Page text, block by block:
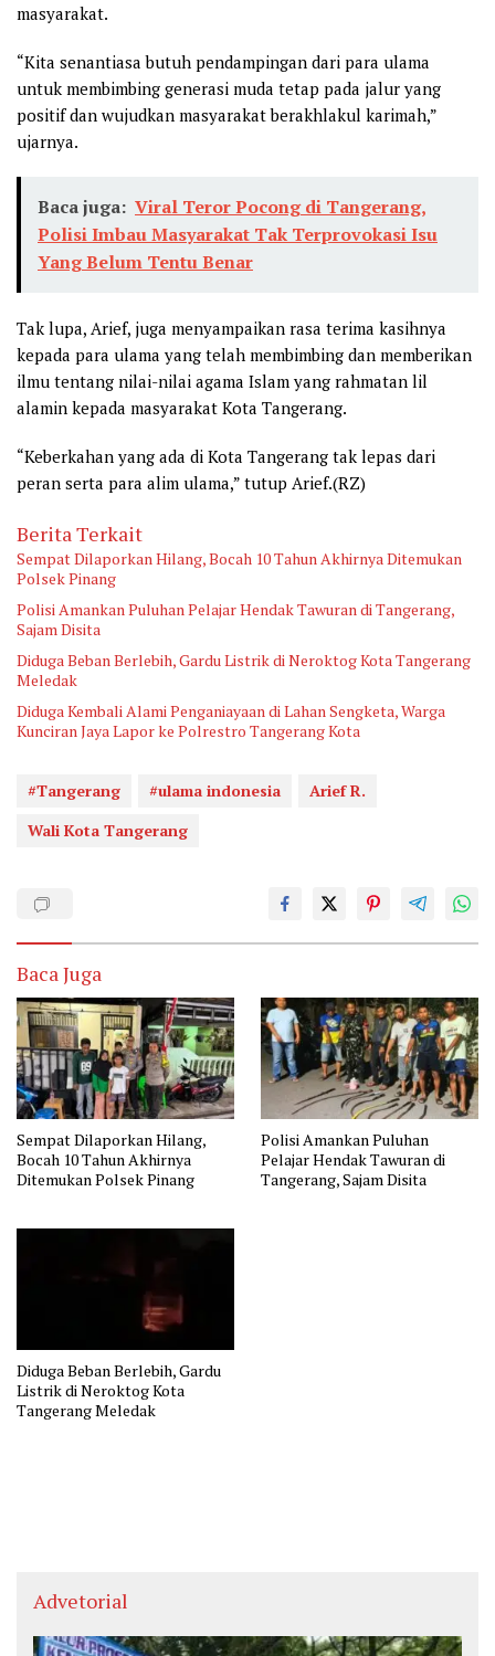
masyarakat.
“Kita senantiasa butuh pendampingan dari para ulama
untuk membimbing generasi muda tetap pada jalur yang
positif dan wujudkan masyarakat berakhlakul karimah,”
ujarnya.
Baca juga: Viral Teror Pocong di Tangerang,
Polisi Imbau Masyarakat Tak Terprovokasi Isu
Yang Belum Tentu Benar
Tak lupa, Arief, juga menyampaikan rasa terima kasihnya
kepada para ulama yang telah membimbing dan memberikan
ilmu tentang nilai-nilai agama Islam yang rahmatan lil
alamin kepada masyarakat Kota Tangerang.
“Keberkahan yang ada di Kota Tangerang tak lepas dari
peran serta para alim ulama,” tutup Arief.(RZ)
Berita Terkait
Sempat Dilaporkan Hilang, Bocah 10 Tahun Akhirnya Ditemukan
Polsek Pinang
Polisi Amankan Puluhan Pelajar Hendak Tawuran di Tangerang,
Sajam Disita
Diduga Beban Berlebih, Gardu Listrik di Neroktog Kota Tangerang
Meledak
Diduga Kembali Alami Penganiayaan di Lahan Sengketa, Warga
Kunciran Jaya Lapor ke Polrestro Tangerang Kota
#Tangerang #ulama indonesia
Arief R.
Wali Kota Tangerang
Baca Juga
Sempat Dilaporkan Hilang,
Bocah 10 Tahun Akhirnya
Ditemukan Polsek Pinang
Polisi Amankan Puluhan
Pelajar Hendak Tawuran di
Tangerang, Sajam Disita
Diduga Beban Berlebih, Gardu
Listrik di Neroktog Kota
Tangerang Meledak
Advetorial